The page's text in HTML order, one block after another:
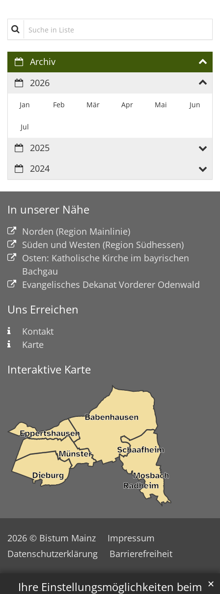
Ihre Einstellungsmöglichkeiten beim ✕
Suche in Liste
Archiv
2026
Jan Feb Mär Apr Mai Jun
Jul
2025
2024
In unserer Nähe
Norden (Region Mainlinie)
Süden und Westen (Region Südhessen)
Osten: Katholische Kirche im bayrischen
Bachgau
Evangelisches Dekanat Vorderer Odenwald
Uns Erreichen
Kontakt
Karte
Interaktive Karte
2026 © Bistum Mainz
Impressum
Datenschutzerklärung
Barrierefreiheit